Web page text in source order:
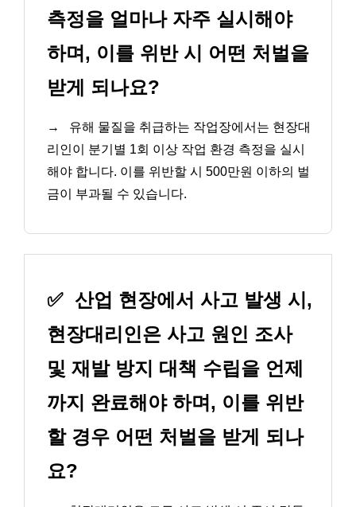
측정을 얼마나 자주 실시해야
하며, 이를 위반 시 어떤 처벌을
받게 되나요?
→
유해 물질을 취급하는 작업장에서는 현장대
리인이 분기별 1회 이상 작업 환경 측정을 실시
해야 합니다. 이를 위반할 시 500만원 이하의 벌
금이 부과될 수 있습니다.
✅ 산업 현장에서 사고 발생 시,
현장대리인은 사고 원인 조사
및 재발 방지 대책 수립을 언제
까지 완료해야 하며, 이를 위반
할 경우 어떤 처벌을 받게 되나
요?